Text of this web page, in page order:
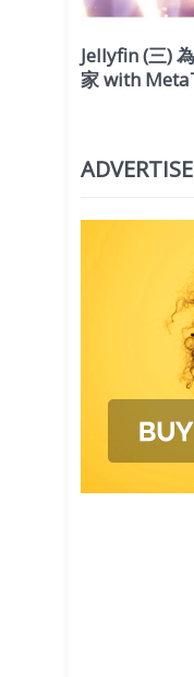
Jellyfin (三)
家 with